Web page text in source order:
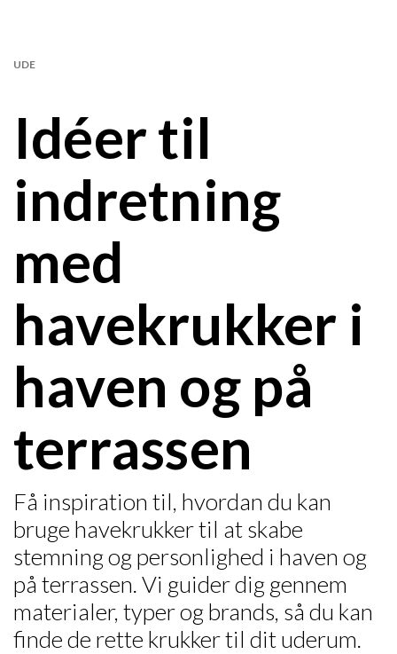
Idéer til
indretning
med
havekrukker i
haven og på
terrassen
UDE
Få inspiration til, hvordan du kan
bruge havekrukker til at skabe
stemning og personlighed i haven og
på terrassen. Vi guider dig gennem
materialer, typer og brands, så du kan
finde de rette krukker til dit uderum.